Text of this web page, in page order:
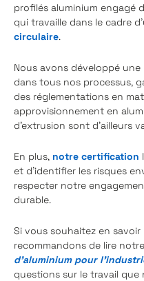
profilés aluminium engagé
qui travaille dans le cadre
circulaire.
Nous avons développé
dans tous nos processus,
des réglementations en
approvisionnement en
d’extrusion sont d’ailleurs
En plus, notre certification
et d'identifier les risques
respecter notre
durable.
Si vous souhaitez en
recommandons de lire
d’aluminium pour
questions sur le travail que